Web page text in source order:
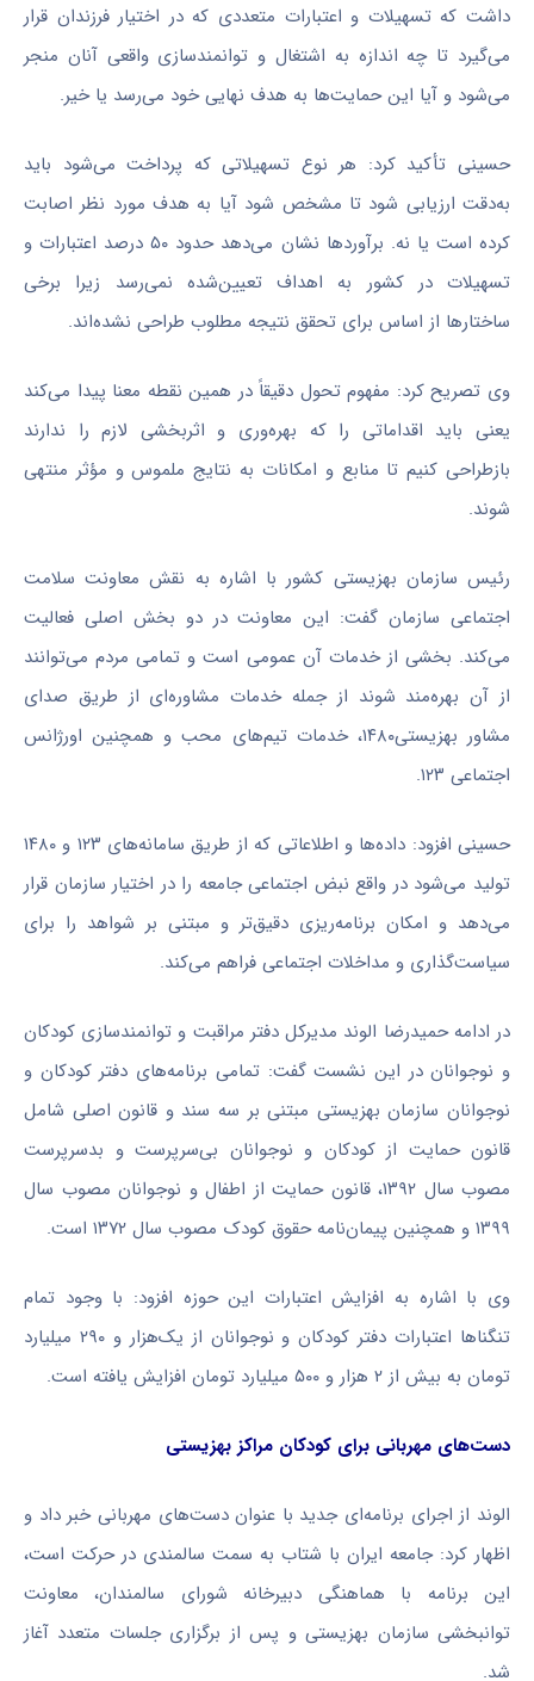
داشت که تسهیلات و اعتبارات متعددی که در اختیار فرزندان قرار
می‌گیرد تا چه اندازه به اشتغال و توانمندسازی واقعی آنان منجر
می‌شود و آیا این حمایت‌ها به هدف نهایی خود می‌رسد یا خیر.
حسینی تأکید کرد: هر نوع تسهیلاتی که پرداخت می‌شود باید
به‌دقت ارزیابی شود تا مشخص شود آیا به هدف مورد نظر اصابت
کرده است یا نه. برآوردها نشان می‌دهد حدود ۵۰ درصد اعتبارات و
تسهیلات در کشور به اهداف تعیین‌شده نمی‌رسد زیرا برخی
ساختارها از اساس برای تحقق نتیجه مطلوب طراحی نشده‌اند.
وی تصریح کرد: مفهوم تحول دقیقاً در همین نقطه معنا پیدا می‌کند
یعنی باید اقداماتی را که بهره‌وری و اثربخشی لازم را ندارند
بازطراحی کنیم تا منابع و امکانات به نتایج ملموس و مؤثر منتهی
شوند.
رئیس سازمان بهزیستی کشور با اشاره به نقش معاونت سلامت
اجتماعی سازمان گفت: این معاونت در دو بخش اصلی فعالیت
می‌کند. بخشی از خدمات آن عمومی است و تمامی مردم می‌توانند
از آن بهره‌مند شوند از جمله خدمات مشاوره‌ای از طریق صدای
مشاور بهزیستی۱۴۸۰، خدمات تیم‌های محب و همچنین اورژانس
اجتماعی ۱۲۳.
حسینی افزود: داده‌ها و اطلاعاتی که از طریق سامانه‌های ۱۲۳ و ۱۴۸۰
تولید می‌شود در واقع نبض اجتماعی جامعه را در اختیار سازمان قرار
می‌دهد و امکان برنامه‌ریزی دقیق‌تر و مبتنی بر شواهد را برای
سیاست‌گذاری و مداخلات اجتماعی فراهم می‌کند.
در ادامه حمیدرضا الوند مدیرکل دفتر مراقبت و توانمندسازی کودکان
و نوجوانان در این نشست گفت: تمامی برنامه‌های دفتر کودکان و
نوجوانان سازمان بهزیستی مبتنی بر سه سند و قانون اصلی شامل
قانون حمایت از کودکان و نوجوانان بی‌سرپرست و بدسرپرست
مصوب سال ۱۳۹۲، قانون حمایت از اطفال و نوجوانان مصوب سال
۱۳۹۹ و همچنین پیمان‌نامه حقوق کودک مصوب سال ۱۳۷۲ است.
وی با اشاره به افزایش اعتبارات این حوزه افزود: با وجود تمام
تنگناها اعتبارات دفتر کودکان و نوجوانان از یک‌هزار و ۲۹۰ میلیارد
تومان به بیش از ۲ هزار و ۵۰۰ میلیارد تومان افزایش یافته است.
دست‌های مهربانی برای کودکان مراکز بهزیستی
الوند از اجرای برنامه‌ای جدید با عنوان دست‌های مهربانی خبر داد و
اظهار کرد: جامعه ایران با شتاب به سمت سالمندی در حرکت است،
این برنامه با هماهنگی دبیرخانه شورای سالمندان، معاونت
توانبخشی سازمان بهزیستی و پس از برگزاری جلسات متعدد آغاز
شد.